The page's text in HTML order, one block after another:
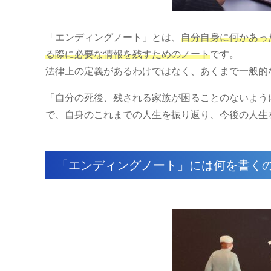
「エンディングノート」とは、 自分自身に何かあ
る際に必要な情報を残すためのノートです。
法律上の定義があるわけではなく、あくまで一般的
「自分の死後、残される家族が困ることのないよ
で、自身のこれまでの人生を振り返り、今後の人
「エンディングノート」には何を書く